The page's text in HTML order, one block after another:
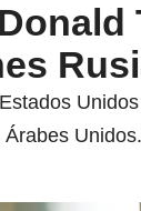
Unidos.